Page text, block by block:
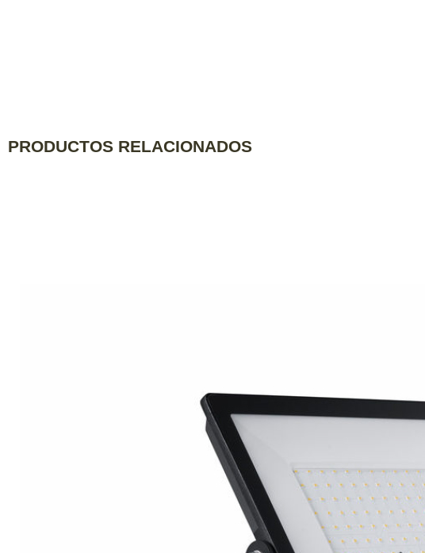
PRODUCTOS RELACIONADOS